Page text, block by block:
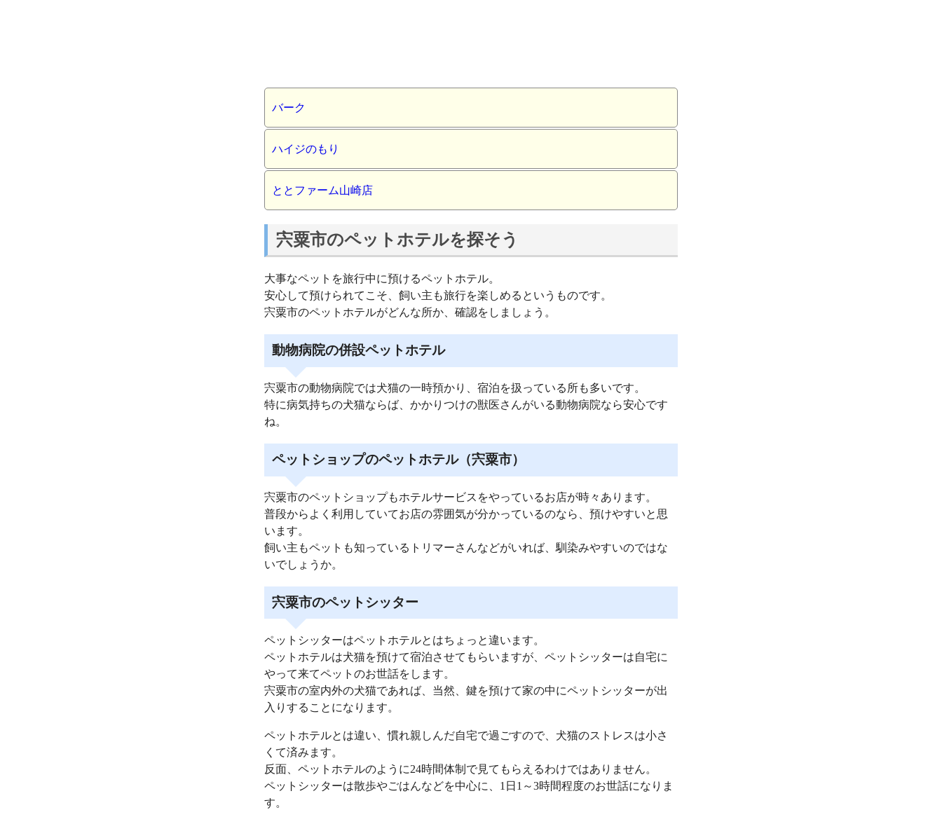
バーク
ハイジのもり
ととファーム山崎店
宍粟市のペットホテルを探そう
大事なペットを旅行中に預けるペットホテル。
安心して預けられてこそ、飼い主も旅行を楽しめるというものです。
宍粟市のペットホテルがどんな所か、確認をしましょう。
動物病院の併設ペットホテル
宍粟市の動物病院では犬猫の一時預かり、宿泊を扱っている所も多いです。
特に病気持ちの犬猫ならば、かかりつけの獣医さんがいる動物病院なら安心です
ね。
ペットショップのペットホテル（宍粟市）
宍粟市のペットショップもホテルサービスをやっているお店が時々あります。
普段からよく利用していてお店の雰囲気が分かっているのなら、預けやすいと思
います。
飼い主もペットも知っているトリマーさんなどがいれば、馴染みやすいのではな
いでしょうか。
宍粟市のペットシッター
ペットシッターはペットホテルとはちょっと違います。
ペットホテルは犬猫を預けて宿泊させてもらいますが、ペットシッターは自宅に
やって来てペットのお世話をします。
宍粟市の室内外の犬猫であれば、当然、鍵を預けて家の中にペットシッターが出
入りすることになります。
ペットホテルとは違い、慣れ親しんだ自宅で過ごすので、犬猫のストレスは小さ
くて済みます。
反面、ペットホテルのように24時間体制で見てもらえるわけではありません。
ペットシッターは散歩やごはんなどを中心に、1日1～3時間程度のお世話になりま
す。